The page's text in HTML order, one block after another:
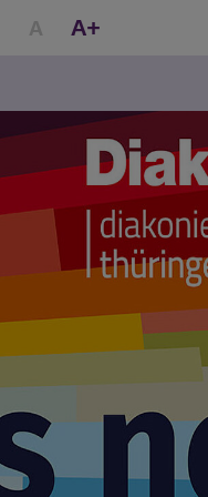
A A+